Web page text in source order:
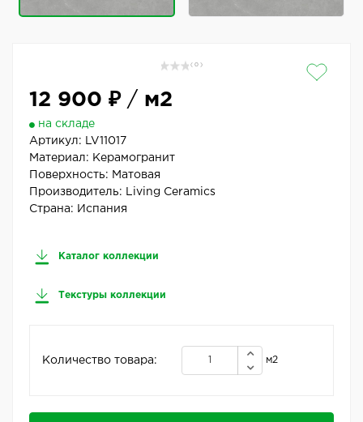
( 0 )
12 900 ₽/ м2
на складе
Артикул:
LV11017
Материал: Керамогранит
Поверхность: Матовая
Производитель:
Living Ceramics
Страна: Испания
Каталог коллекции
Текстуры коллекции
Количество товара: м2